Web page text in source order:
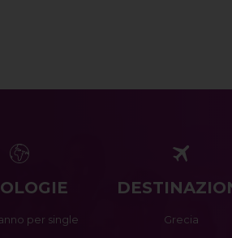
per single
Grecia